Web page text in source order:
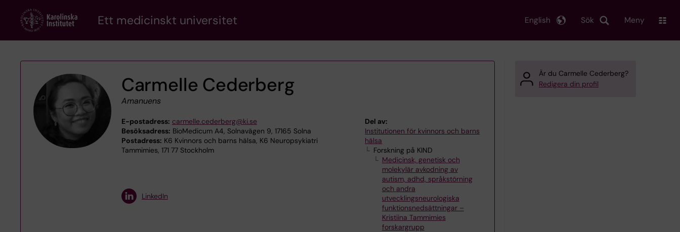
content
Ett medicinskt universitet Sök
English Meny
Carmelle Cederberg
Amanuens
E-postadress: carmelle.cederberg@ki.se
Besöksadress: BioMedicum A4, Solnavägen 9, 17165 Solna
Postadress: K6 Kvinnors och barns hälsa, K6 Neuropsykiatri
Tammimies, 171 77 Stockholm
Del av:
Institutionen för kvinnors och barns
hälsa
Forskning på KIND
Medicinsk, genetisk och
molekylär avkodning av
autism, adhd, språkstörning
och andra
utvecklingsneurologiska
funktionsnedsättningar –
Kristiina Tammimies
forskargrupp
LinkedIn
Är du Carmelle Cederberg?
Redigera din profil